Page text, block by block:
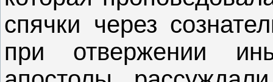
спячки через
при отвержении